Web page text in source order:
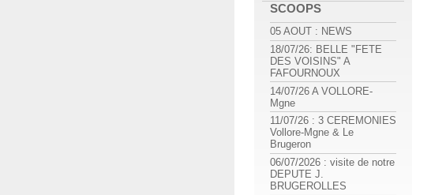
SCOOPS
05 AOUT : NEWS
18/07/26: BELLE "FETE
DES VOISINS" A
FAFOURNOUX
14/07/26 A VOLLORE-
Mgne
11/07/26 : 3 CEREMONIES
Vollore-Mgne & Le
Brugeron
06/07/2026 : visite de notre
DEPUTE J.
BRUGEROLLES